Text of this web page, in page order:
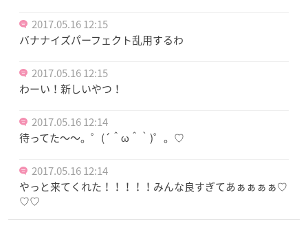
2017.05.16 12:15
バナナイズパーフェクト乱用するわ
2017.05.16 12:15
わーい！新しいやつ！
2017.05.16 12:14
待ってた〜〜。゜(´＾ω＾｀)゜。♡
2017.05.16 12:14
やっと来てくれた！！！！！みんな良すぎてあぁぁぁぁ♡
♡♡